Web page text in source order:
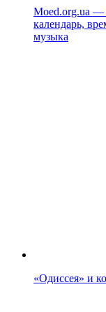
Moed.org.ua —
календарь,
музыка
«Одиссея» и